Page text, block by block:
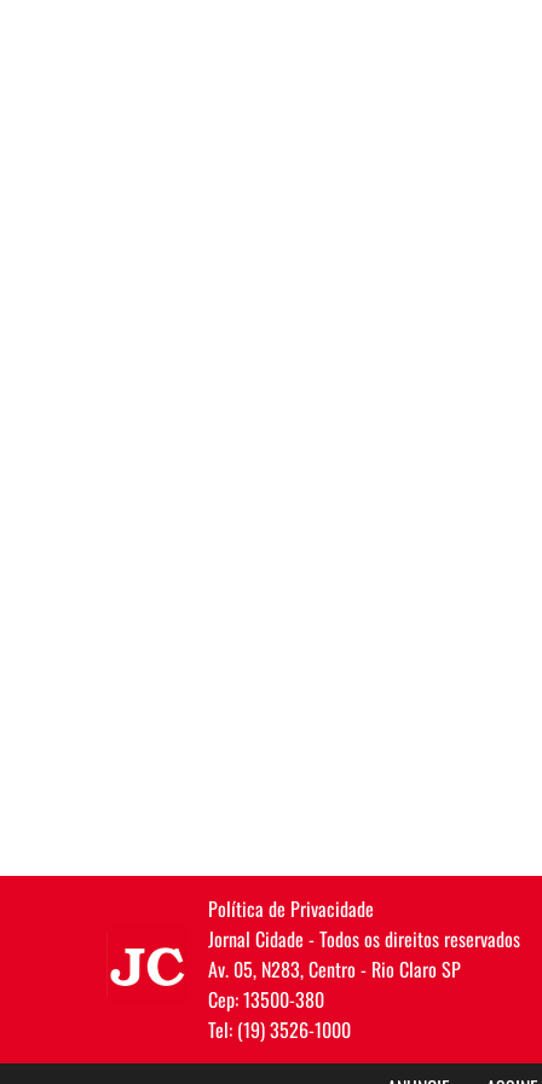
JC
Política de Privacidade
Jornal Cidade - Todos os direitos reservados
Av. 05, N283, Centro - Rio Claro SP
Cep: 13500-380
Tel: (19) 3526-1000